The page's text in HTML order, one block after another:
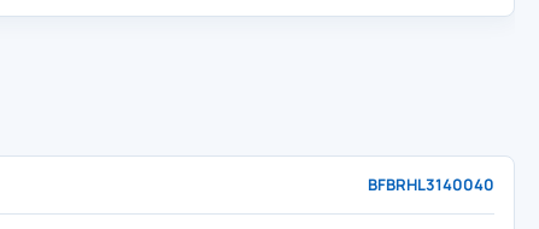
BFBRHL3140040